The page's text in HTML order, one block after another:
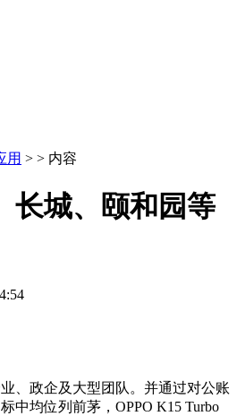
用 > > 内容
长城、颐和园等
政企及大型团队。并通过对公账
中均位列前茅，OPPO K15 Turbo